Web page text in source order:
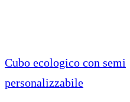
Cubo ecologico con semi
personalizzabile